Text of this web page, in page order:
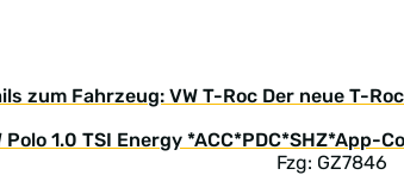
zum Fahrzeug: VW T-Roc Der neue T-Roc
Fzg: GZ7846